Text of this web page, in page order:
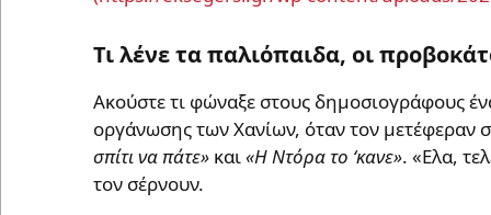
Τι λένε τα παλιόπαιδα, οι
Ακούστε τι φώναξε στους δημοσιογράφους
οργάνωσης των Χανίων, όταν τον μετέφεραν
σπίτι να πάτε» και«Η Ντόρα το ‘κανε». «Ελα,
τον σέρνουν.